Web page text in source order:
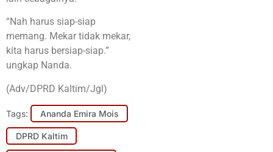
“Nah harus siap-siap
memang. Mekar tidak mekar,
kita harus bersiap-siap.”
ungkap Nanda.
(Adv/DPRD Kaltim/Jgl)
Tags: Ananda Emira Mois
DPRD Kaltim